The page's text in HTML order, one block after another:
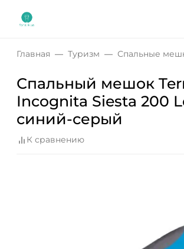
Главная Туризм Спальные
Спальный мешок
Incognita Siesta 200
синий-серый
К сравнению